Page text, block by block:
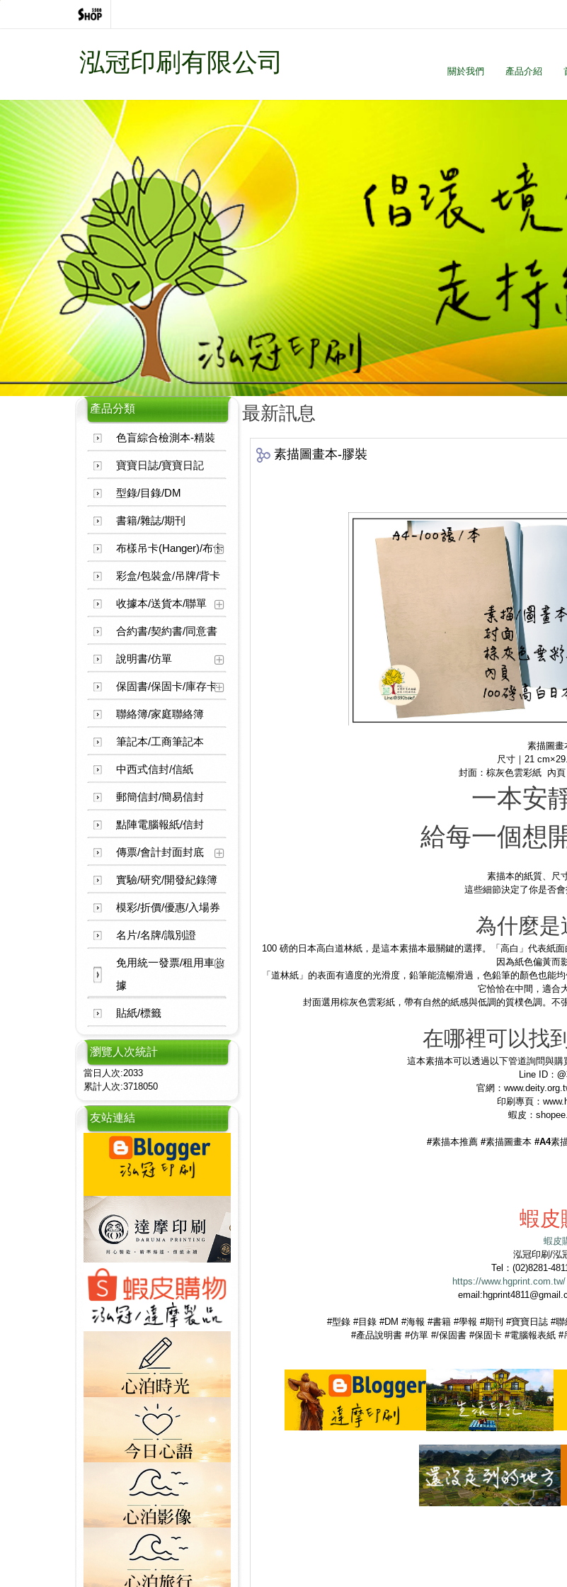
泓冠印刷有限公司 關於我們 產品介紹
產品分類
色盲綜合檢測本-精裝
寶寶日誌/寶寶日記
型錄/目錄/DM
書籍/雜誌/期刊
布樣吊卡(Hanger)/布卡
彩盒/包裝盒/吊牌/背卡
收據本/送貨本/聯單
合約書/契約書/同意書
說明書/仿單
保固書/保固卡/庫存卡
聯絡簿/家庭聯絡簿
筆記本/工商筆記本
中西式信封/信紙
郵簡信封/簡易信封
點陣電腦報紙/信封
傳票/會計封面封底
實驗/研究/開發紀錄簿
模彩/折價/優惠/入場券
名片/名牌/識別證
免用統一發票/租用車收
據
貼紙/標籤
瀏覽人次統計
當日人次:2033
累計人次:3718050
友站連結
最新訊息
素描圖畫本-膠裝
素描圖畫
尺寸｜21
封面：棕灰色雲彩紙 內
一本安
給每一個想
素描本的紙質、
這些細節決定了你是否會
為什麼是
100 磅的日本高白道林紙，是這本素描本最關鍵的選擇。「高白」代表紙
因為紙色偏黃而
「道林紙」的表面有適度的光滑度，鉛筆能流暢滑過，色鉛筆的顏色也
它恰恰在中間，適合
封面選用棕灰色雲彩紙，帶有自然的紙感與低調的質樸色調。不
在哪裡可以找
這本素描本可以透過以下管道詢問與購
Line ID：
官網：
印刷專頁：
蝦皮：
#素描本推薦 #素描圖畫本 #A4素
蝦皮
蝦皮
泓冠印刷/泓
Tel：(02)8281-
https://www.hgprint.com.tw/
#型錄 #目錄 #DM #海報 #書籍 #學報 #期刊 #寶寶日誌 #
#產品說明書 #仿單 #/保固書 #保固卡 #電腦報表紙